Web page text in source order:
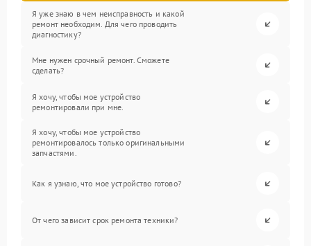
Я уже знаю в чем неисправность и какой
ремонт необходим. Для чего проводить
диагностику?
Мне нужен срочный ремонт. Сможете
сделать?
Я хочу, чтобы мое устройство
ремонтировали при мне.
Я хочу, чтобы мое устройство
ремонтировалось только оригинальными
запчастями.
Как я узнаю, что мое устройство готово?
От чего зависит срок ремонта техники?